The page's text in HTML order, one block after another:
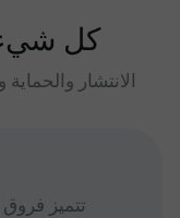
كل
الانتشار
تتميز فروق